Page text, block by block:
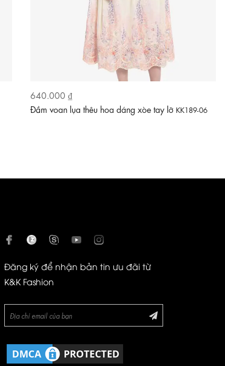
640.000 ₫
Đầm voan lụa thêu hoa dáng xòe tay lỡ KK189-06
Đăng ký để nhận bản tin ưu đãi từ
K&K Fashion